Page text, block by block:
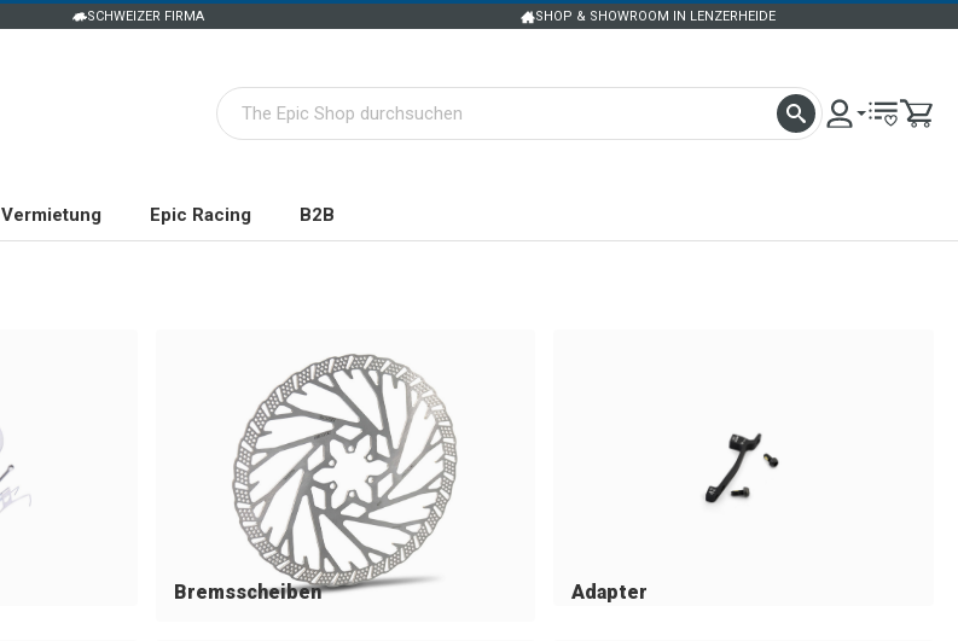
SCHWEIZER FIRMA SHOP & SHOWROOM IN LENZERHEIDE
Vermietung Epic Racing B2B
Bremsscheiben Adapter